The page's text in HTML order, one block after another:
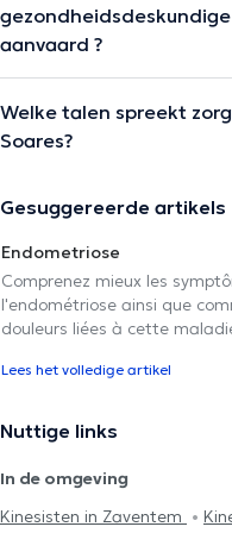
aanvaard ?
Welke talen spreekt
Soares?
Gesuggereerde artikels
Endometriose
Comprenez mieux les
l'endométriose ainsi que
douleurs liées à cette
Lees het volledige artikel
Nuttige links
In de omgeving
Kinesisten in Zaventem